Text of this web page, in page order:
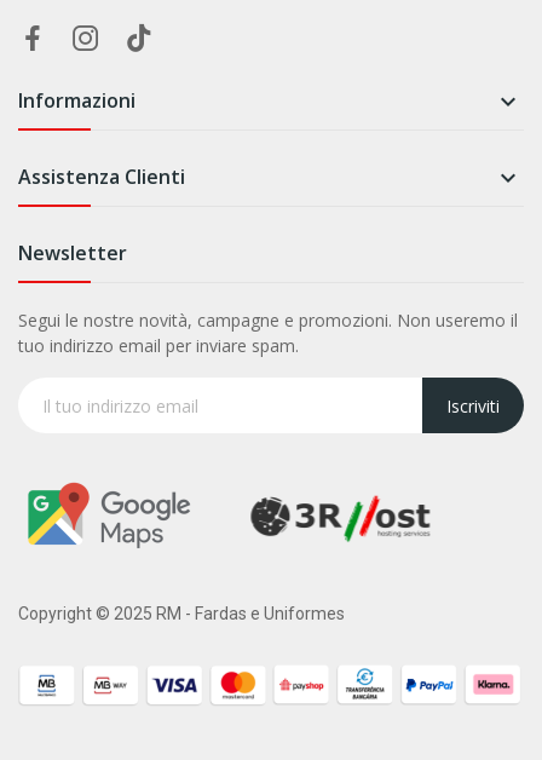
Informazioni 
Assistenza Clienti 
Newsletter
Segui le nostre novità, campagne e promozioni. Non useremo il
tuo indirizzo email per inviare spam.
Iscriviti
Copyright © 2025 RM - Fardas e Uniformes